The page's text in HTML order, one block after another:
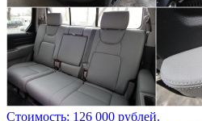
Стоимость: 126 000 рублей.